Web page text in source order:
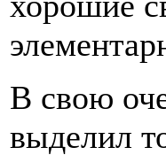
В свою
выделил